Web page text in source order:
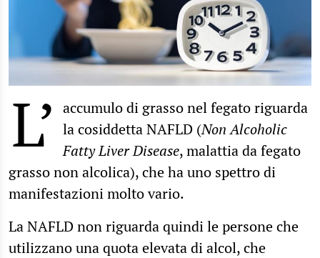
L’ accumulo di grasso nel fegato riguarda
la cosiddetta NAFLD (Non Alcoholic
Fatty Liver Disease, malattia da fegato
grasso non alcolica), che ha uno spettro di
manifestazioni molto vario.
La NAFLD non riguarda quindi le persone che
utilizzano una quota elevata di alcol, che